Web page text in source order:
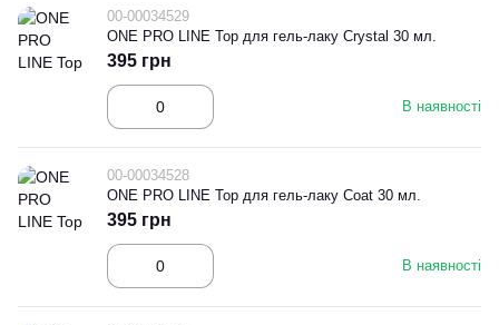
00-00034529
ONE PRO LINE Top для гель-лаку Crystal 30 мл.
В наявності
395 грн
00-00034528
ONE PRO LINE Top для гель-лаку Coat 30 мл.
В наявності
395 грн